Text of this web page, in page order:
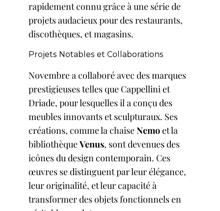
rapidement connu grâce à une série de
projets audacieux pour des restaurants,
discothèques, et magasins.
Projets Notables et Collaborations
Novembre a collaboré avec des marques
prestigieuses telles que Cappellini et
Driade, pour lesquelles il a conçu des
meubles innovants et sculpturaux. Ses
créations, comme la chaiseNemoet la
bibliothèqueVenus, sont devenues des
icônes du design contemporain. Ces
œuvres se distinguent par leur élégance,
leur originalité, et leur capacité à
transformer des objets fonctionnels en